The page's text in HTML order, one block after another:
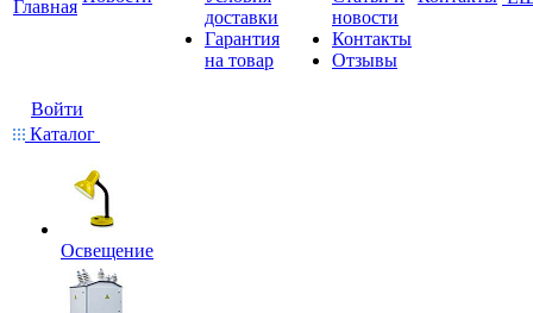
Главная
доставки
Гарантия
на товар
новости
Контакты
Отзывы
Войти
Каталог
Освещение